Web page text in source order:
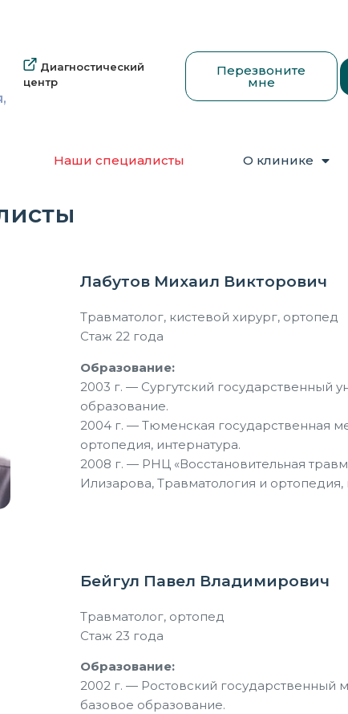
Диагностический
центр
Перезвоните
мне
Наши специалисты О клинике
Лабутов Михаил Викторович
Травматолог, кистевой хирург, ортопед
Стаж 22 года
Образование:
2003 г. — Сургутский государственный
образование.
2004 г. — Тюменская государственная
ортопедия, интернатура.
2008 г. — РНЦ «Восстановительная
Илизарова, Травматология и
Бейгул Павел Владимирович
Травматолог, ортопед
Стаж 23 года
Образование:
2002 г. — Ростовский государственный
базовое образование.